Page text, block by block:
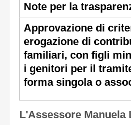
Note per la
Approvazione di
erogazione di
familiari, con figli
i genitori per il
forma singola o
L'Assessore Manuela